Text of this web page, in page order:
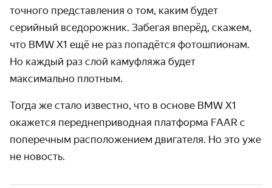
точного представления о том, каким будет
серийный вседорожник. Забегая вперёд, скажем,
что BMW X1 ещё не раз попадётся фотошпионам.
Но каждый раз слой камуфляжа будет
максимально плотным.
Тогда же стало известно, что в основе BMW X1
окажется переднеприводная платформа FAAR с
поперечным располо­жением двигателя. Но это уже
не новость.